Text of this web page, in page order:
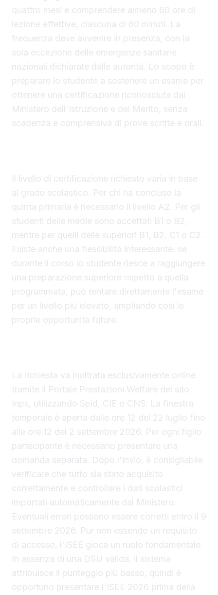
quattro mesi e comprendere almeno 60 ore di
lezione effettive, ciascuna di 60 minuti. La
frequenza deve avvenire in presenza, con la
sola eccezione delle emergenze sanitarie
nazionali dichiarate dalle autorità. Lo scopo è
preparare lo studente a sostenere un esame per
ottenere una certificazione riconosciuta dal
Ministero dell'Istruzione e del Merito, senza
scadenza e comprensiva di prove scritte e orali.
Il livello di certificazione richiesto varia in base
al grado scolastico. Per chi ha concluso la
quinta primaria è necessario il livello A2. Per gli
studenti delle medie sono accettati B1 o B2,
mentre per quelli delle superiori B1, B2, C1 o C2.
Esiste anche una flessibilità interessante: se
durante il corso lo studente riesce a raggiungere
una preparazione superiore rispetto a quella
programmata, può tentare direttamente l'esame
per un livello più elevato, ampliando così le
proprie opportunità future.
La richiesta va inoltrata esclusivamente online
tramite il Portale Prestazioni Welfare del sito
Inps, utilizzando Spid, CIE o CNS. La finestra
temporale è aperta dalle ore 12 del 22 luglio fino
alle ore 12 del 2 settembre 2026. Per ogni figlio
partecipante è necessario presentare una
domanda separata. Dopo l'invio, è consigliabile
verificare che tutto sia stato acquisito
correttamente e controllare i dati scolastici
importati automaticamente dal Ministero.
Eventuali errori possono essere corretti entro il 9
settembre 2026. Pur non essendo un requisito
di accesso, l'ISEE gioca un ruolo fondamentale.
In assenza di una DSU valida, il sistema
attribuisce il punteggio più basso, quindi è
opportuno presentare l'ISEE 2026 prima della